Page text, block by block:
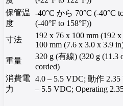
保管温
度
-40°C から 70°C (-40°C
(-40°F to 158°F))
寸法
192 x 76 x 100 mm (192
100 mm (7.6 x 3.0 x 3.9
重量
320 g (有線) (320 g (11.3
corded)
消費電
力
4.0 – 5.5 VDC; 動作 2.35
– 5.5 VDC; Operating